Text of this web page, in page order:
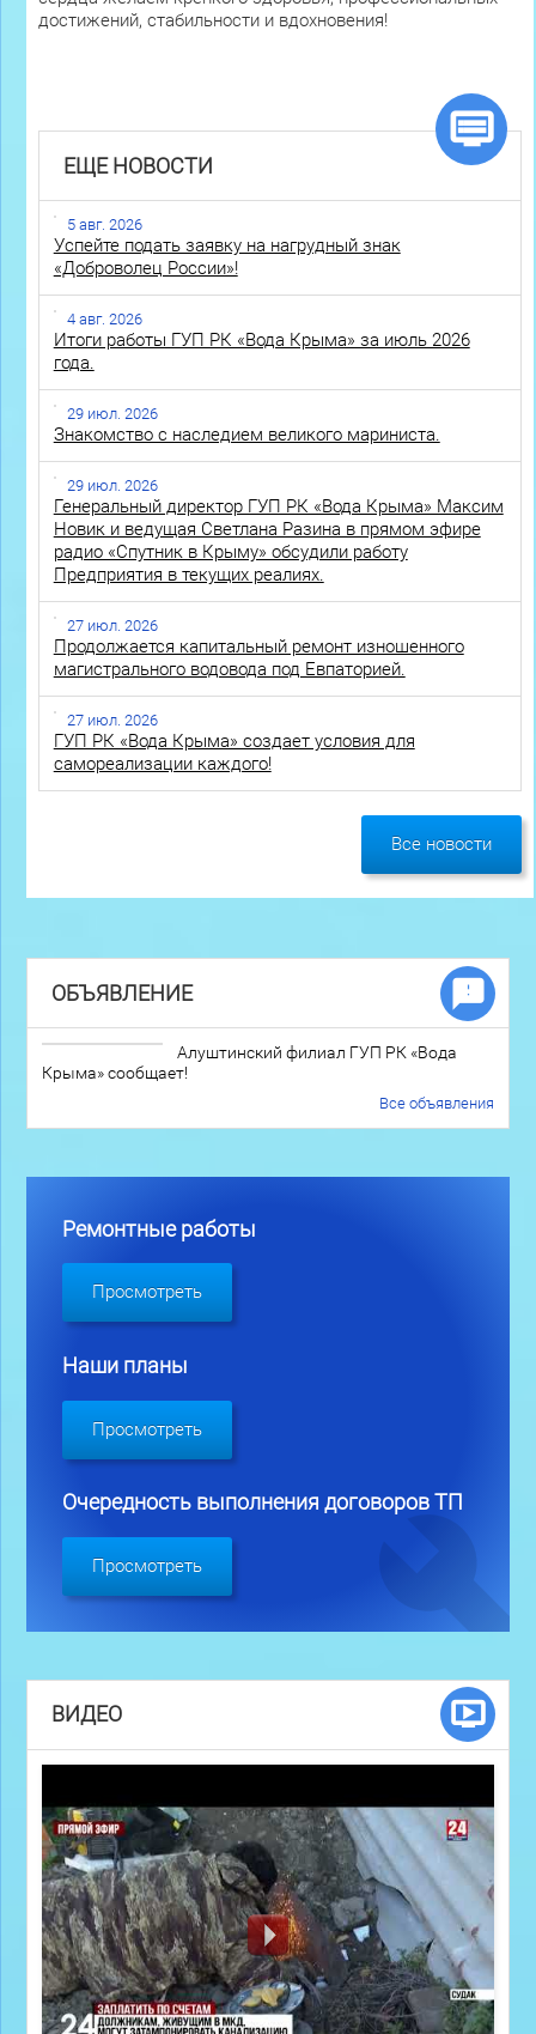
достижений, стабильности и вдохновения!
ЕЩЕ НОВОСТИ
5 авг. 2026
Успейте подать заявку на нагрудный знак
«Доброволец России»!
4 авг. 2026
Итоги работы ГУП РК «Вода Крыма» за июль 2026
года.
29 июл. 2026
Знакомство с наследием великого мариниста.
29 июл. 2026
Генеральный директор ГУП РК «Вода Крыма» Максим
Новик и ведущая Светлана Разина в прямом эфире
радио «Спутник в Крыму» обсудили работу
Предприятия в текущих реалиях.
27 июл. 2026
Продолжается капитальный ремонт изношенного
магистрального водовода под Евпаторией.
27 июл. 2026
ГУП РК «Вода Крыма» создает условия для
самореализации каждого!
Все новости
ОБЪЯВЛЕНИЕ
Алуштинский филиал ГУП РК «Вода
Крыма» сообщает!
Все объявления
Ремонтные работы
Просмотреть
Наши планы
Просмотреть
Очередность выполнения договоров ТП
Просмотреть
ВИДЕО